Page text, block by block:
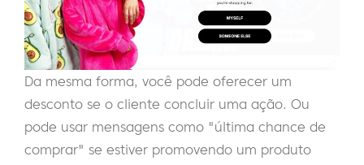
Da mesma forma, você pode oferecer um
desconto se o cliente concluir uma ação. Ou
pode usar mensagens como "última chance de
comprar" se estiver promovendo um produto